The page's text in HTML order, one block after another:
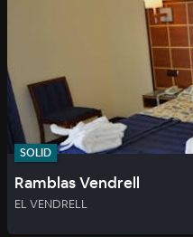
SOLID
Ramblas Vendrell
EL VENDRELL